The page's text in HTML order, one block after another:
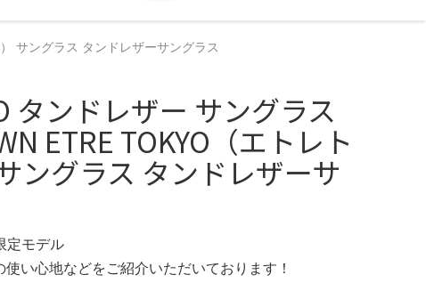
サングラス タンドレザーサングラス
タンドレザー サングラス
ETRE TOKYO（エトレト
ングラス タンドレザーサ
定モデル
い心地などをご紹介いただいております！